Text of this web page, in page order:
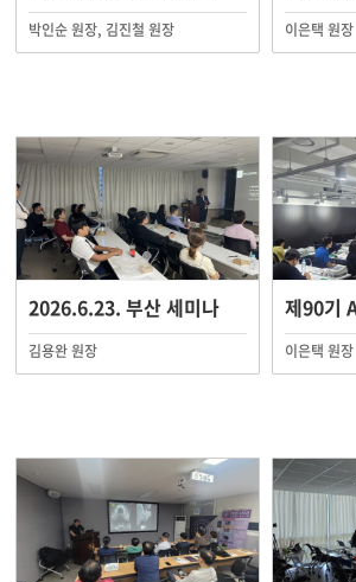
박인순 원장, 김진철 원장 이은택 원장
2026.6.23. 부산 세미나
김용완 원장 이은택 원장